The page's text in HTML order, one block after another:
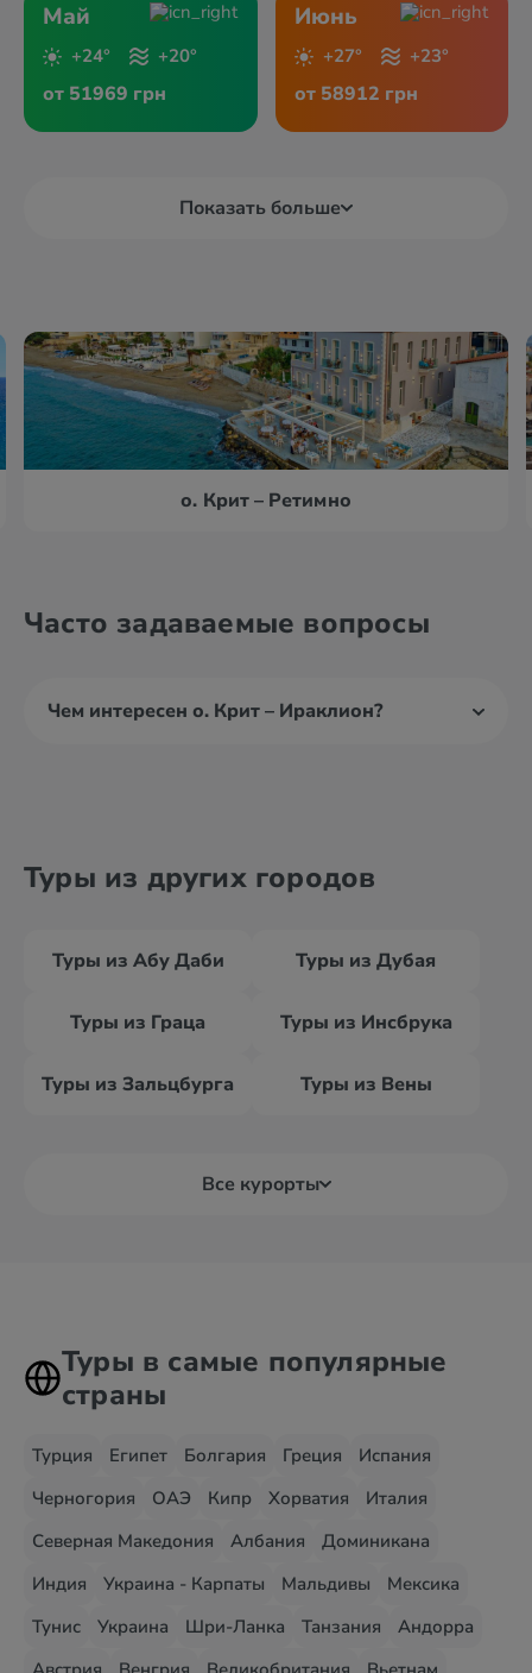
Май
+24° +20°
от 51969 грн
Июнь
+27° +23°
от 58912 грн
Показать больше
о. Крит – Ретимно
Часто задаваемые вопросы
Чем интересен о. Крит – Ираклион?
Туры из других городов
Туры из Абу Даби Туры из Дубая
Туры из Граца Туры из Инсбрука
Туры из Зальцбурга Туры из Вены
Все курорты
Туры в самые популярные
страны
Турция Египет Болгария Греция
Испания
Черногория
ОАЭ Кипр Хорватия
Италия
Северная Македония
Албания
Доминикана
Индия
Украина - Карпаты Мальдивы
Мексика
Тунис
Украина Шри-Ланка Танзания
Андорра